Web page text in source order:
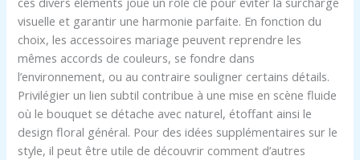
visuelle et garantir une harmonie parfaite. En fonction du
choix, les accessoires mariage peuvent reprendre les
mêmes accords de couleurs, se fondre dans
l’environnement, ou au contraire souligner certains détails.
Privilégier un lien subtil contribue à une mise en scène fluide
où le bouquet se détache avec naturel, étoffant ainsi le
design floral général. Pour des idées supplémentaires sur le
style, il peut être utile de découvrir comment d’autres